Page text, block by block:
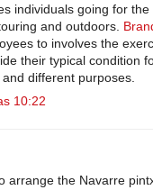
individuals going for
and outdoors.
to involves the
their typical condition
different purposes.
10:22
arrange the Navarre